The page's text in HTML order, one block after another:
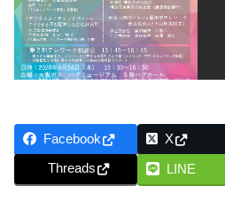
Facebook X
Threads LINE